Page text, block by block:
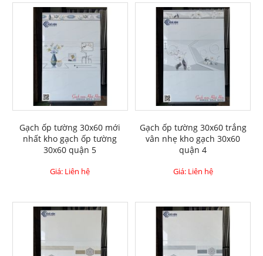
Gạch ốp tường 30x60 mới
nhất kho gạch ốp tường
30x60 quận 5
Giá: Liên hệ
Gạch ốp tường 30x60 trắng
vân nhẹ kho gạch 30x60
quận 4
Giá: Liên hệ